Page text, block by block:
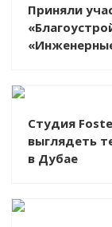
Приняли
Студия
выглядеть
в Дубае